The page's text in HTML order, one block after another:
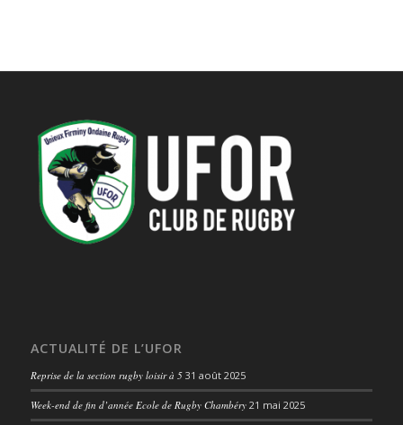
ACTUALITÉ DE L’UFOR
Reprise de la section rugby loisir à 5 31 août 2025
Week-end de fin d’année Ecole de Rugby Chambéry 21 mai 2025